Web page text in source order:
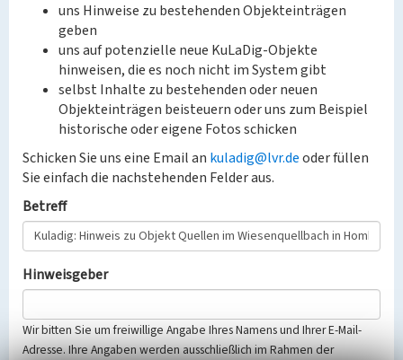
uns Hinweise zu bestehenden Objekteinträgen
geben
uns auf potenzielle neue KuLaDig-Objekte
hinweisen, die es noch nicht im System gibt
selbst Inhalte zu bestehenden oder neuen
Objekteinträgen beisteuern oder uns zum Beispiel
historische oder eigene Fotos schicken
Schicken Sie uns eine Email an kuladig@lvr.deoder füllen
Sie einfach die nachstehenden Felder aus.
Betreff
Hinweisgeber
Wir bitten Sie um freiwillige Angabe Ihres Namens und Ihrer E-Mail-
Adresse. Ihre Angaben werden ausschließlich im Rahmen der